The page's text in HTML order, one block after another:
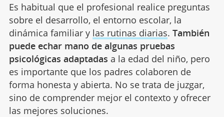
Es habitual que el profesional realice preguntas
sobre el desarrollo, el entorno escolar, la
dinámica familiar y las rutinas diarias. También
puede echar mano de algunas pruebas
psicológicas adaptadas a la edad del niño, pero
es importante que los padres colaboren de
forma honesta y abierta. No se trata de juzgar,
sino de comprender mejor el contexto y ofrecer
las mejores soluciones.